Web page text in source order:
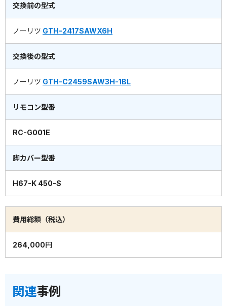
交換前の型式
ノーリツ GTH-2417SAWX6H
交換後の型式
ノーリツ GTH-C2459SAW3H-1BL
リモコン型番
RC-G001E
脚カバー型番
H67-K 450-S
費用総額（税込）
264,000円
関連事例